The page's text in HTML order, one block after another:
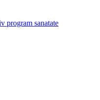
program sanatate